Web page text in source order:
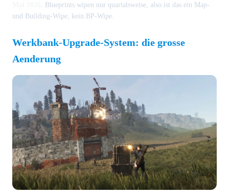
. Blueprints wipen nur quartalsweise, also ist das ein Map-
und Building-Wipe, kein BP-Wipe.
Werkbank-Upgrade-System: die grosse
Aenderung